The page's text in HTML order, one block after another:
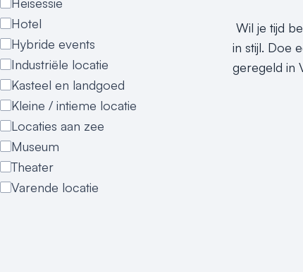
Hotel
Hybride events
Industriële locatie
Kasteel en landgoed
Kleine / intieme locatie
Locaties aan zee
Museum
Theater
Varende locatie
Wil je tijd
in stijl. Doe
geregeld in